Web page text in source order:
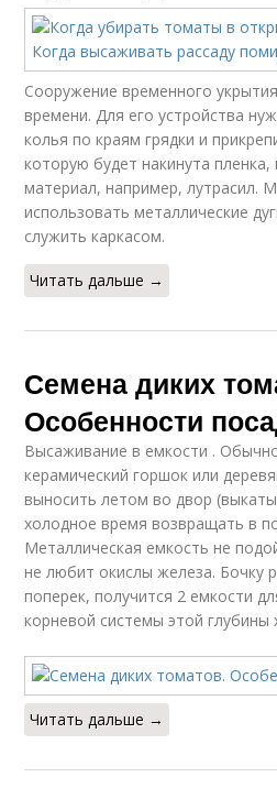
Сооружение временного
времени. Для его устройства
колья по краям грядки и
которую будет накинута
материал, например, лутрасил.
использовать металлические
служить каркасом.
Читать дальше →
Семена диких
Особенности
Высаживание в емкости .
керамический горшок или
выносить летом во двор
холодное время возвращать в
Металлическая емкость не
не любит окислы железа. Бочку
поперек, получится 2 емкости
корневой системы этой глубины
Читать дальше →